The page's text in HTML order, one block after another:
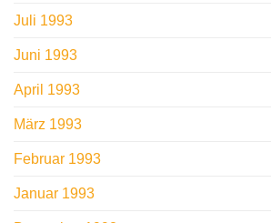
Juli 1993
Juni 1993
April 1993
März 1993
Februar 1993
Januar 1993